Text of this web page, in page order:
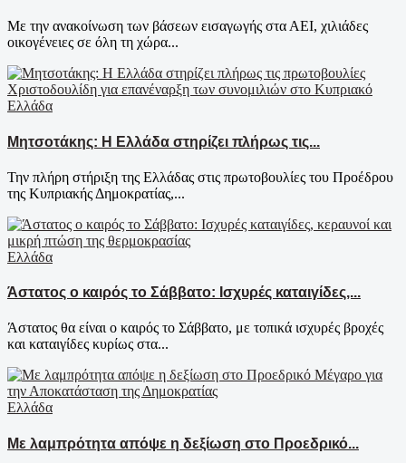
Με την ανακοίνωση των βάσεων εισαγωγής στα ΑΕΙ, χιλιάδες
οικογένειες σε όλη τη χώρα...
Ελλάδα
Μητσοτάκης: Η Ελλάδα στηρίζει πλήρως τις...
Την πλήρη στήριξη της Ελλάδας στις πρωτοβουλίες του Προέδρου
της Κυπριακής Δημοκρατίας,...
Ελλάδα
Άστατος ο καιρός το Σάββατο: Ισχυρές καταιγίδες,...
Άστατος θα είναι ο καιρός το Σάββατο, με τοπικά ισχυρές βροχές
και καταιγίδες κυρίως στα...
Ελλάδα
Με λαμπρότητα απόψε η δεξίωση στο Προεδρικό...